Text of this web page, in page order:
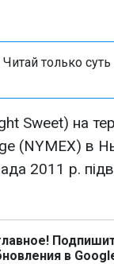
только суть
Sweet) на
(NYMEX) в
2011 р.
в